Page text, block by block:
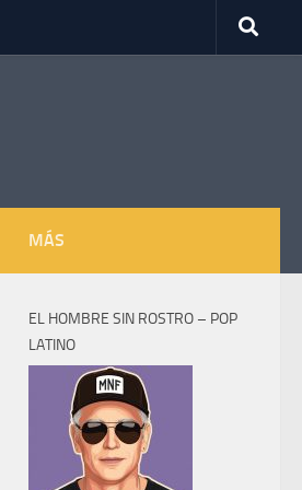
MÁS
EL HOMBRE SIN ROSTRO – POP
LATINO